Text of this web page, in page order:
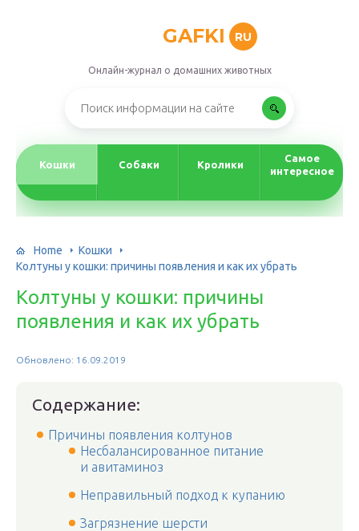
GAFKI RU
Онлайн-журнал о домашних животных
Кошки Собаки Кролики
Самое
интересное
Home
Кошки
Колтуны у кошки: причины появления и как их убрать
Колтуны у кошки: причины
появления и как их убрать
Обновлено: 16.09.2019
Содержание:
Причины появления колтунов
Несбалансированное питание
и авитаминоз
Неправильный подход к купанию
Загрязнение шерсти